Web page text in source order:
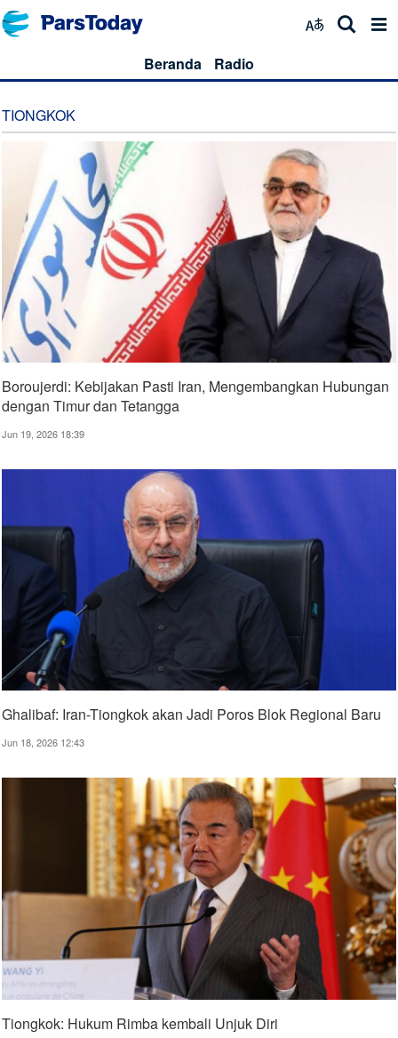
Beranda Radio
TIONGKOK
Boroujerdi: Kebijakan Pasti Iran, Mengembangkan Hubungan
dengan Timur dan Tetangga
Jun 19, 2026 18:39
Ghalibaf: Iran-Tiongkok akan Jadi Poros Blok Regional Baru
Jun 18, 2026 12:43
Tiongkok: Hukum Rimba kembali Unjuk Diri